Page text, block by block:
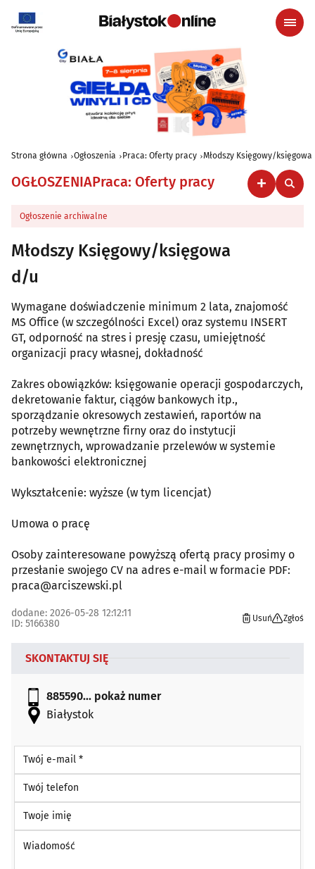
Strona główna Ogłoszenia Praca: Oferty pracy Młodszy Księgowy/księgowa
OGŁOSZENIAPraca: Oferty pracy
Ogłoszenie archiwalne
Młodszy Księgowy/księgowa
d/u
Wymagane doświadczenie minimum 2 lata, znajomość
MS Office (w szczególności Excel) oraz systemu INSERT
GT, odporność na stres i presję czasu, umiejętność
organizacji pracy własnej, dokładność
Zakres obowiązków: księgowanie operacji gospodarczych,
dekretowanie faktur, ciągów bankowych itp.,
sporządzanie okresowych zestawień, raportów na
potrzeby wewnętrzne firny oraz do instytucji
zewnętrznych, wprowadzanie przelewów w systemie
bankowości elektronicznej
Wykształcenie: wyższe (w tym licencjat)
Umowa o pracę
Osoby zainteresowane powyższą ofertą pracy prosimy o
przesłanie swojego CV na adres e-mail w formacie PDF:
praca@arciszewski.pl
dodane: 2026-05-28 12:12:11
ID: 5166380
Usuń Zgłoś
SKONTAKTUJ SIĘ
885590... pokaż numer
Białystok
Twój e-mail *
Twój telefon
Twoje imię